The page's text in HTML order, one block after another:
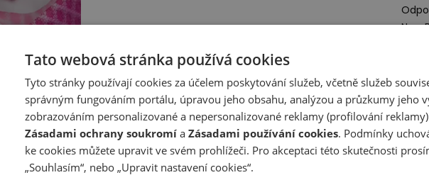
New
A-
Tato webová stránka používá cookies
Tyto stránky používají cookies za účelem poskytování služeb, včetně služeb
správným fungováním portálu, úpravou jeho obsahu, analýzou a průzkumy jeho
zobrazováním personalizované a nepersonalizované reklamy (profilování
Zásadami ochrany soukromí a Zásadami používání cookies. Podmínky
ke cookies můžete upravit ve svém prohlížeči. Pro akceptaci této skutečnosti
„Souhlasím“, nebo „Upravit nastavení cookies“.